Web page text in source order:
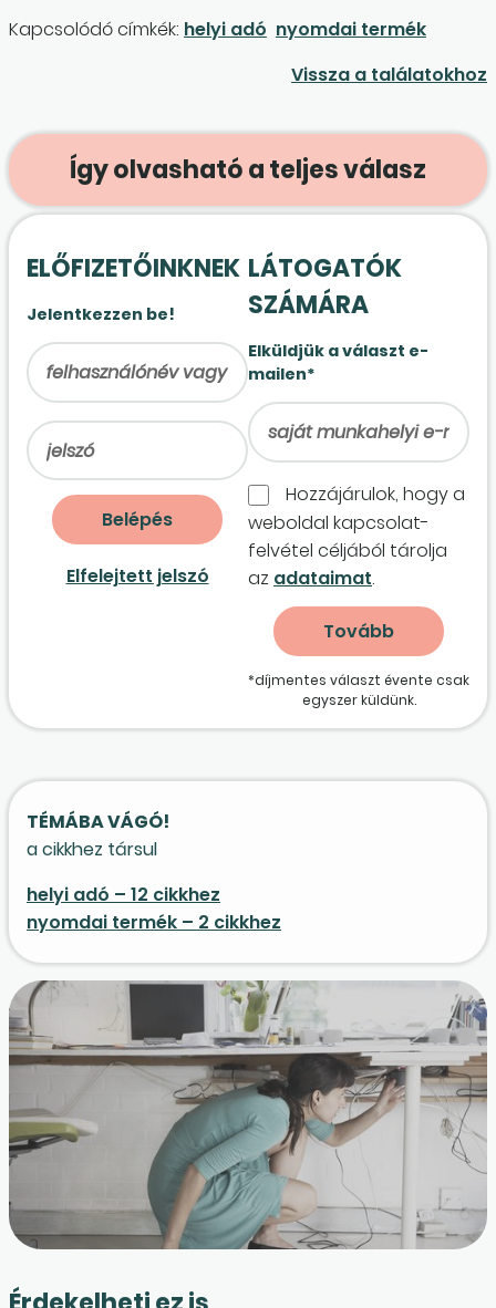
Kapcsolódó címkék: helyi adó nyomdai termék
Vissza a találatokhoz
Így olvasható a teljes válasz
ELŐFIZETŐINKNEK
Jelentkezzen be!
Elfelejtett jelszó
LÁTOGATÓK
SZÁMÁRA
Elküldjük a választ e-
mailen*
Hozzájárulok, hogy a
weboldal kapcso­lat­
felvétel céljából tárolja
az adataimat.
*díjmentes választ évente csak
egyszer küldünk.
TÉMÁBA VÁGÓ!
a cikkhez társul
helyi adó – 12 cikkhez
nyomdai termék – 2 cikkhez